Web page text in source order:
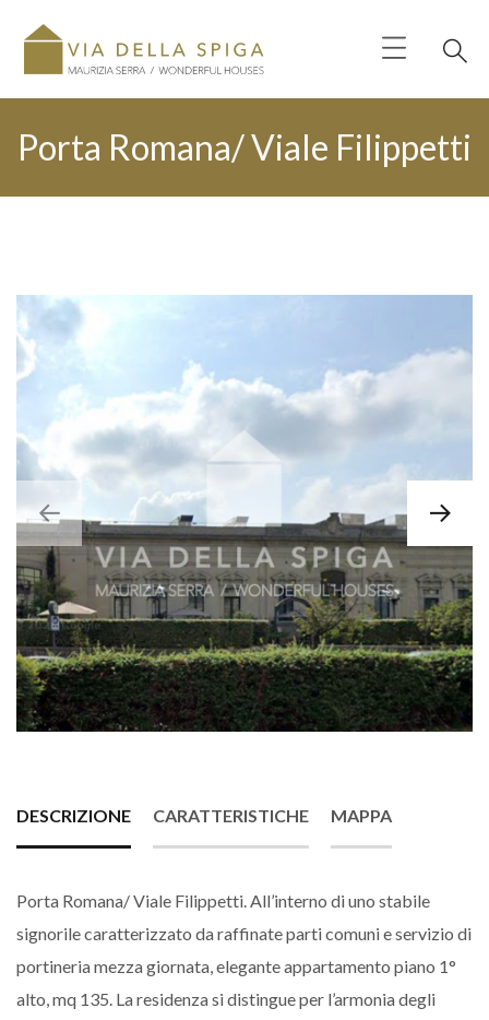
Porta Romana/ Viale Filippetti
DESCRIZIONE CARATTERISTICHE MAPPA
Porta Romana/ Viale Filippetti. All’interno di uno stabile
signorile caratterizzato da raffinate parti comuni e servizio di
portineria mezza giornata, elegante appartamento piano 1°
alto, mq 135. La residenza si distingue per l’armonia degli